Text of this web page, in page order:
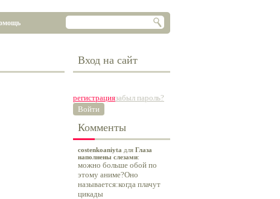
Вход на сайт
регистрациязабыл пароль?
Войти
Комменты
costenkoaniyta для Глаза
наполнены слезами:
можно больше обой по
этому аниме?Оно
называется:когда плачут
цикады